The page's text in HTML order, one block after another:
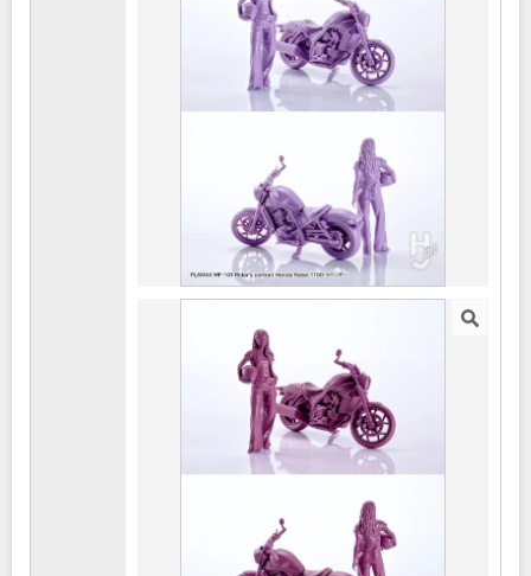
Hondaが提案した“レジャーのための道具”として1982年に
登場し、その無骨かつ愛嬌あるデザインで今なお根強いフ
評価が進み、カスタムベース車両としても注目を集めてい